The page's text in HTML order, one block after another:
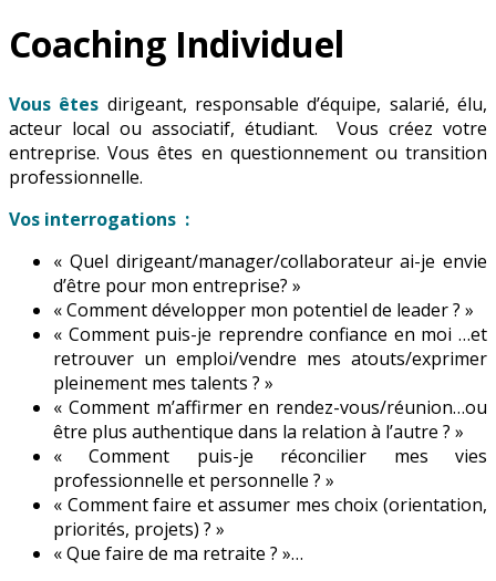
Coaching Individuel
Vous êtes dirigeant, responsable d’équipe, salarié, élu,
acteur local ou associatif, étudiant. Vous créez votre
entreprise. Vous êtes en questionnement ou transition
professionnelle.
Vos interrogations :
« Quel dirigeant/manager/collaborateur ai-je envie
d’être pour mon entreprise? »
« Comment développer mon potentiel de leader ? »
« Comment puis-je reprendre confiance en moi …et
retrouver un emploi/vendre mes atouts/exprimer
pleinement mes talents ? »
« Comment m’affirmer en rendez-vous/réunion…ou
être plus authentique dans la relation à l’autre ? »
« Comment puis-je réconcilier mes vies
professionnelle et personnelle ? »
« Comment faire et assumer mes choix (orientation,
priorités, projets) ? »
« Que faire de ma retraite ? »…